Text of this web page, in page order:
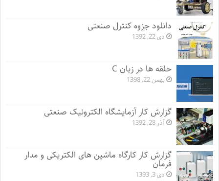
دانلود جزوه کنترل صنعتی
دی 22, 1392
حلقه ها در زبان C
بهمن 22, 1398
گزارش کار آزمایشگاه الکترونیک صنعتی
آذر 28, 1392
گزارش کار کارگاه ماشین های الکتریکی و مدار
فرمان
دی 3, 1393